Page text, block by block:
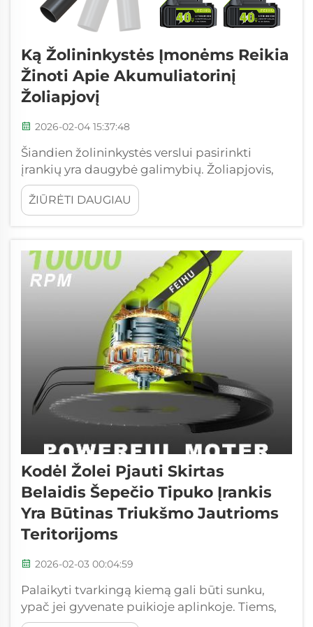
Ką Žolininkystės Įmonėms Reikia
Žinoti Apie Akumuliatorinį
Žoliapjovį
2026-02-04 15:37:48
Šiandien žolininkystės verslui pasirinkti
įrankių yra daugybė galimybių. Žoliapjovis,
dar vadinamas virveliniu žoliapjoviu, yra
vienas naudingiausių įrenginių sode.
Akumuliatoriniai žoliapjoviai – dabar,
pasiekimus ...
ŽIŪRĖTI DAUGIAU
Kodėl Žolei Pjauti Skirtas
Belaidis Šepečio Tipuko Įrankis
Yra Būtinas Triukšmo Jautrioms
Teritorijoms
2026-02-03 00:04:59
Palaikyti tvarkingą kiemą gali būti sunku,
ypač jei gyvenate puikioje aplinkoje. Tiems,
kurie nori laikyti savo sodus tvarkingus, bet